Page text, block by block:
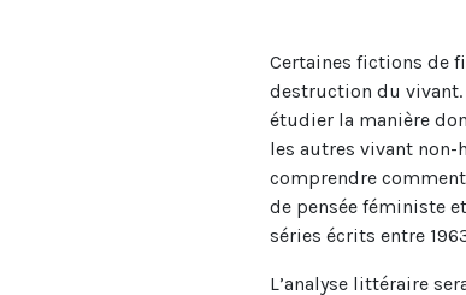
Certaines fictions de
destruction du
étudier la manière
les autres vivant
comprendre
de pensée féministe
séries écrits entre
L’analyse littéraire